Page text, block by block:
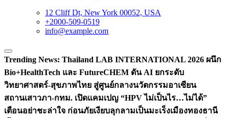
12 Cliff Dt, New York 00052, USA
+2000-509-0519
info@example.com
Trending News: Thailand LAB INTERNATIONAL 2026 ผนึก
Bio+HealthTech และ FutureCHEM ดัน AI ยกระดับ
วิทยาศาสตร์-สุขภาพไทย สู่ศูนย์กลางนวัตกรรมอาเซียน
สถานเสาวภา-กทม. เปิดแคมเปญ “HPV ไม่เป็นไร…ไม่ได้”
เตือนอย่าชะล่าใจ ก่อนภัยเงียบลุกลามเป็นมะเร็งเมืองทองธานี